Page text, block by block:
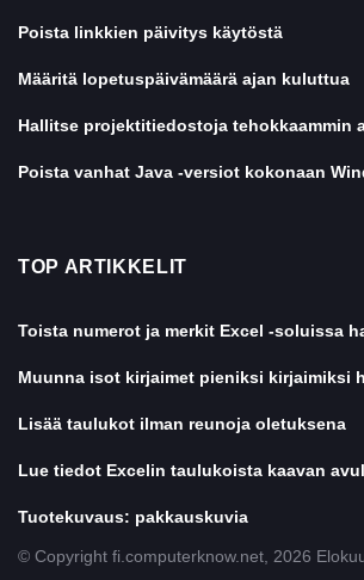
Poista linkkien päivitys käytöstä
Määritä lopetuspäivämäärä ajan kuluttua
Hallitse projektitiedostoja tehokkaammin
Poista vanhat Java -versiot kokonaan
TOP ARTIKKELIT
Toista numerot ja merkit Excel -soluissa
Muunna isot kirjaimet pieniksi kirjaimiksi
Lisää taulukot ilman reunoja oletuksena
Lue tiedot Excelin taulukoista kaavan
Tuotekuvaus: pakkauskuvia
© Copyright fi.computerknow.net, 2026